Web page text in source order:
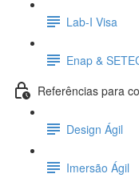
Lab-I Visa
Enap &
Referências para
Design Ágil
Imersão Ágil